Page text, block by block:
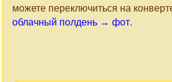
можете переключиться на
облачный полдень → фот.